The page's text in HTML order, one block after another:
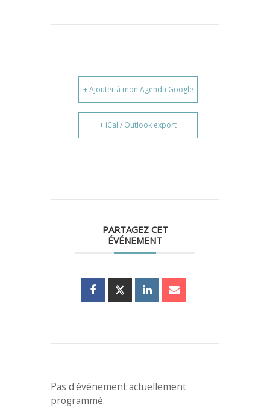
+ Ajouter à mon Agenda Google
+ iCal / Outlook export
PARTAGEZ CET
ÉVÉNEMENT
Pas d'événement actuellement
programmé.